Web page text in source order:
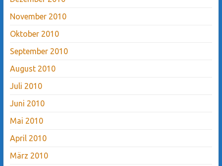
November 2010
Oktober 2010
September 2010
August 2010
Juli 2010
Juni 2010
Mai 2010
April 2010
März 2010